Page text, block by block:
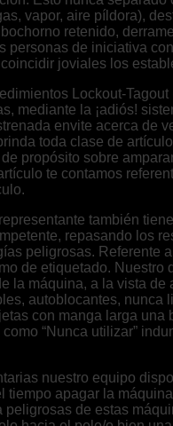
vapor, aire píldora),
retenido,
personas de iniciativa
joviales los
Lockout-
mediante la ¡adiós!
envite acerca de
toda clase de
propósito sobre
te contamos
también
repasando los
peligrosas. Referente
de etiquetado. Nuestro
la máquina, a la vista
autoblocantes,
con manga larga
“Nunca utilizar”
nuestro equipo
apagar la
de estas